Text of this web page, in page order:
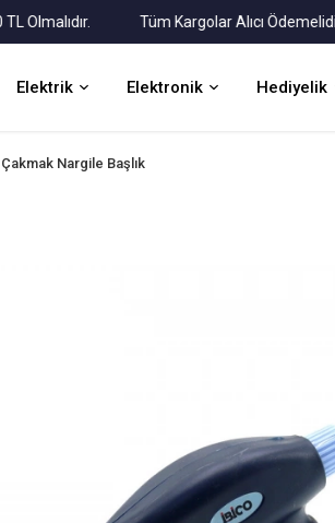
Tüm Kargolar Alıcı Ödemelidir!
Elektrik Elektronik Hediyelik
Çakmak Nargile Başlık